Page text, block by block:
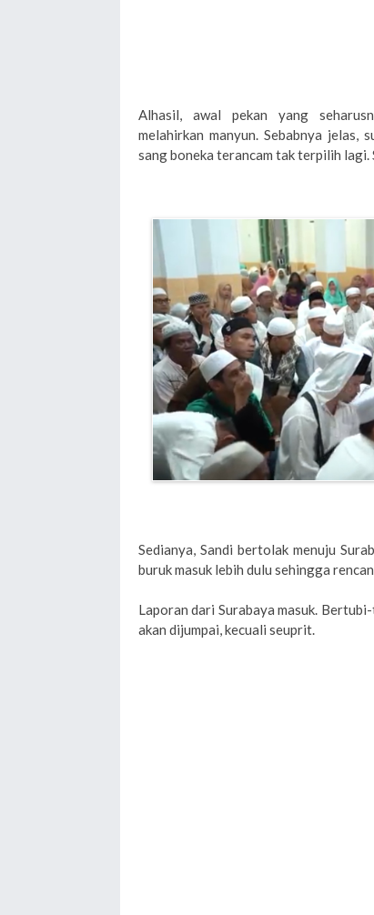
Alhasil, awal pekan yang
melahirkan manyun. Sebabnya jelas,
sang boneka terancam tak terpilih
Sedianya, Sandi bertolak menuju
buruk masuk lebih dulu sehingga
Laporan dari Surabaya masuk.
akan dijumpai, kecuali seuprit.